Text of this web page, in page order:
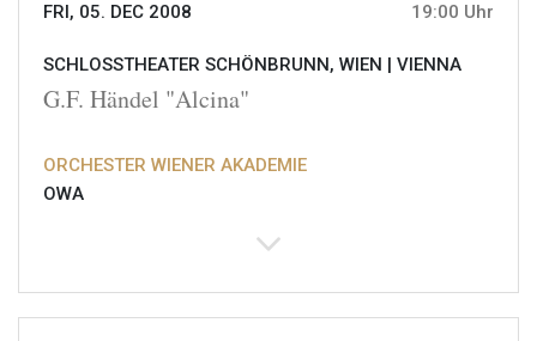
FRI, 05. DEC 2008 19:00 Uhr
SCHLOSSTHEATER SCHÖNBRUNN, WIEN | VIENNA
G.F. Händel "Alcina"
ORCHESTER WIENER AKADEMIE
OWA